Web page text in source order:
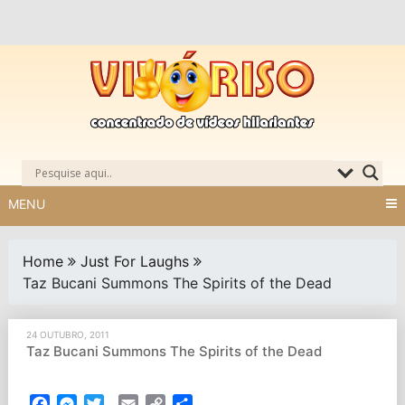
MENU
Home
Just For Laughs
Taz Bucani Summons The Spirits of the Dead
24 OUTUBRO, 2011
Taz Bucani Summons The Spirits of the Dead